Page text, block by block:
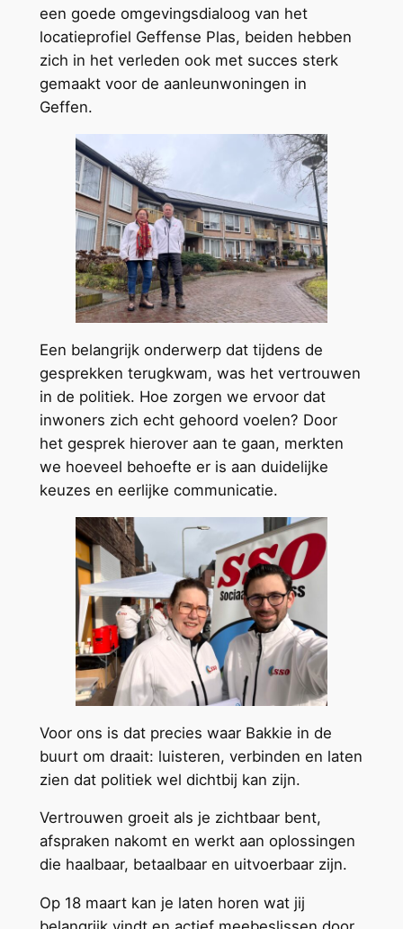
een goede omgevingsdialoog van het
locatieprofiel Geffense Plas, beiden hebben
zich in het verleden ook met succes sterk
gemaakt voor de aanleunwoningen in
Geffen.
Een belangrijk onderwerp dat tijdens de
gesprekken terugkwam, was het vertrouwen
in de politiek. Hoe zorgen we ervoor dat
inwoners zich echt gehoord voelen? Door
het gesprek hierover aan te gaan, merkten
we hoeveel behoefte er is aan duidelijke
keuzes en eerlijke communicatie.
Voor ons is dat precies waar Bakkie in de
buurt om draait: luisteren, verbinden en laten
zien dat politiek wel dichtbij kan zijn.
Vertrouwen groeit als je zichtbaar bent,
afspraken nakomt en werkt aan oplossingen
die haalbaar, betaalbaar en uitvoerbaar zijn.
Op 18 maart kan je laten horen wat jij